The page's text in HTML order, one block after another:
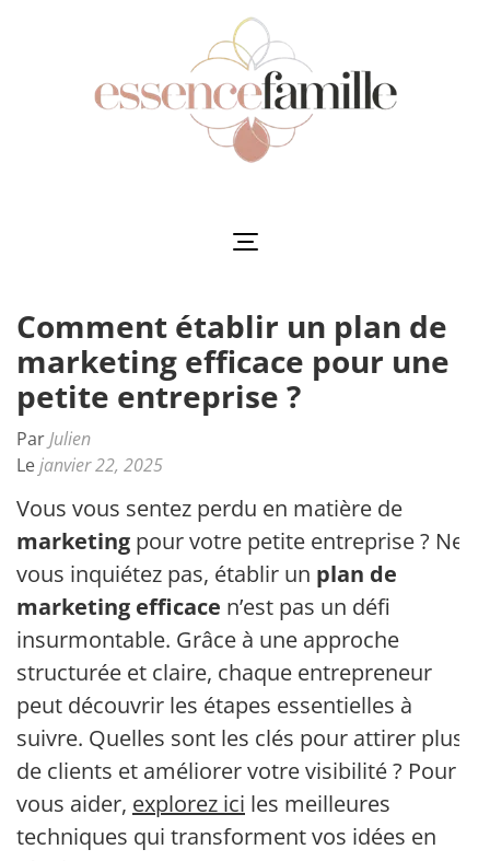
Comment établir un plan de
marketing efficace pour une
petite entreprise ?
ParJulien
Lejanvier 22, 2025
Vous vous sentez perdu en matière de
marketing pour votre petite entreprise ? Ne
vous inquiétez pas, établir un plan de
marketing efficace n’est pas un défi
insurmontable. Grâce à une approche
structurée et claire, chaque entrepreneur
peut découvrir les étapes essentielles à
suivre. Quelles sont les clés pour attirer plus
de clients et améliorer votre visibilité ? Pour
vous aider, explorez ici les meilleures
techniques qui transforment vos idées en